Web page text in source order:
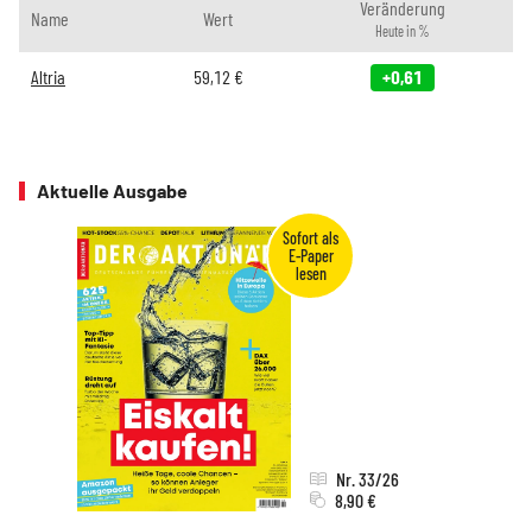
Name Wert Veränderung
Heute in %
Altria 59,12 € +0,61
Aktuelle Ausgabe
Nr. 33/26
8,90 €